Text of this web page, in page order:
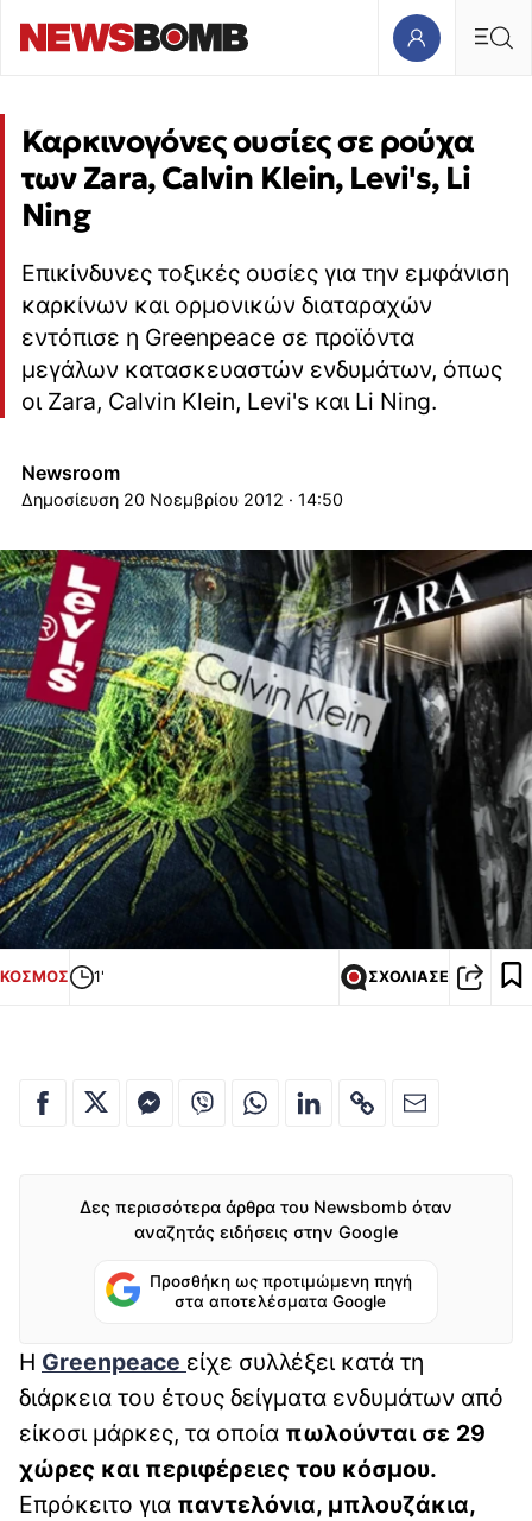
Καρκινογόνες ουσίες σε ρούχα
των Zara, Calvin Klein, Levi's, Li
Ning
Επικίνδυνες τοξικές ουσίες για την εμφάνιση
καρκίνων και ορμονικών διαταραχών
εντόπισε η Greenpeace σε προϊόντα
μεγάλων κατασκευαστών ενδυμάτων, όπως
οι Zara, Calvin Klein, Levi's και Li Ning.
Newsroom
20 Νοεμβρίου 2012 · 14:50
ΚΟΣΜΟΣ 1' ΣΧΟΛΙΑΣΕ
Δες περισσότερα άρθρα του Newsbomb όταν
αναζητάς ειδήσεις στην Google
Προσθήκη ως προτιμώμενη πηγή
στα αποτελέσματα Google
Η Greenpeace είχε συλλέξει κατά τη
διάρκεια του έτους δείγματα ενδυμάτων από
είκοσι μάρκες, τα οποία πωλούνται σε 29
χώρες και περιφέρειες του κόσμου.
Επρόκειτο για παντελόνια, μπλουζάκια,